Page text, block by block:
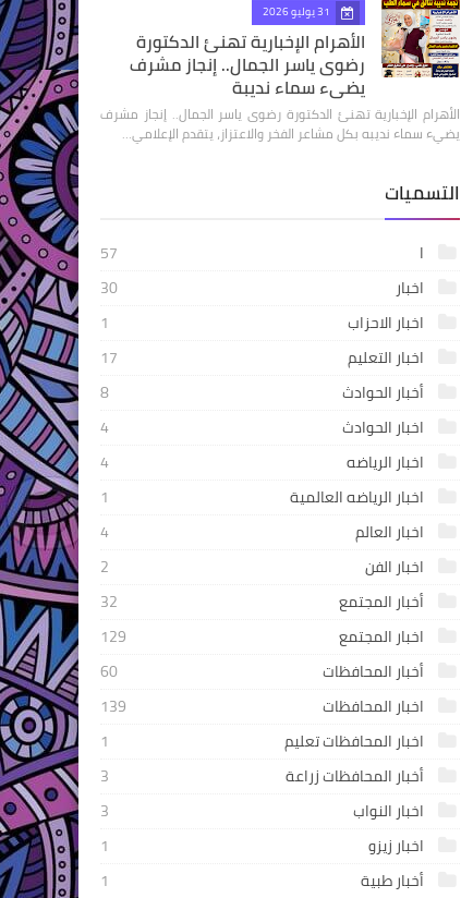
31 يوليو 2026
الأهرام الإخبارية تهنئ الدكتورة
رضوى ياسر الجمال.. إنجاز مشرف
يضيء سماء نديبة
الأهرام الإخبارية تهنئ الدكتورة رضوى ياسر الجمال.. إنجاز مشرف
يضيء سماء نديبه بكل مشاعر الفخر والاعتزاز، يتقدم الإعلامي…
التسميات
ا
57
اخبار
30
اخبار الاحزاب
1
اخبار التعليم
17
أخبار الحوادث
8
اخبار الحوادث
4
اخبار الرياضه
4
اخبار الرياضه العالمية
1
اخبار العالم
4
اخبار الفن
2
أخبار المجتمع
32
اخبار المجتمع
129
أخبار المحافظات
60
اخبار المحافظات
139
اخبار المحافظات تعليم
1
أخبار المحافظات زراعة
3
اخبار النواب
3
اخبار زيزو
1
أخبار طبية
1